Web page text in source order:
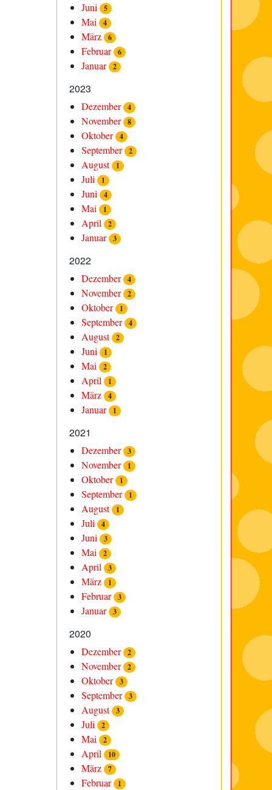
Juni 5
Mai 4
März 6
Februar 6
Januar 2
2023
Dezember 4
November 8
Oktober 4
September 2
August 1
Juli 1
Juni 4
Mai 1
April 2
Januar 3
2022
Dezember 4
November 2
Oktober 1
September 4
August 2
Juni 1
Mai 2
April 1
März 4
Januar 1
2021
Dezember 3
November 1
Oktober 1
September 1
August 1
Juli 4
Juni 3
Mai 2
April 3
März 1
Februar 3
Januar 3
2020
Dezember 2
November 2
Oktober 3
September 3
August 3
Juli 2
Mai 2
April 10
März 7
Februar 1